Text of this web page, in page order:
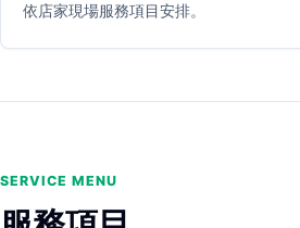
依店家現場服務項目安排。
SERVICE MENU